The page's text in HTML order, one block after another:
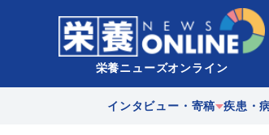
栄養ニューズオンライン
インタビュー・寄稿 疾患・